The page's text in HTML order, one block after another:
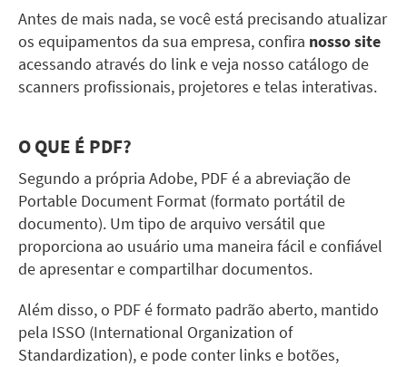
Antes de mais nada, se você está precisando atualizar
os equipamentos da sua empresa, confira nosso site
acessando através do link e veja nosso catálogo de
scanners profissionais, projetores e telas interativas.
O QUE É PDF?
Segundo a própria Adobe, PDF é a abreviação de
Portable Document Format (formato portátil de
documento). Um tipo de arquivo versátil que
proporciona ao usuário uma maneira fácil e confiável
de apresentar e compartilhar documentos.
Além disso, o PDF é formato padrão aberto, mantido
pela ISSO (International Organization of
Standardization), e pode conter links e botões,